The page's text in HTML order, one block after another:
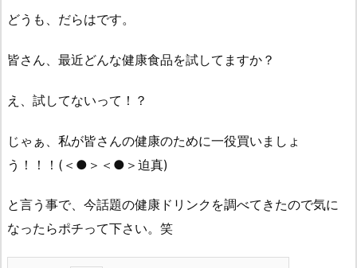
どうも、だらはです。
皆さん、最近どんな健康食品を試してますか？
え、試してないって！？
じゃぁ、私が皆さんの健康のために一役買いましょ
う！！！(＜●＞＜●＞迫真)
と言う事で、今話題の健康ドリンクを調べてきたので気に
なったらポチって下さい。笑